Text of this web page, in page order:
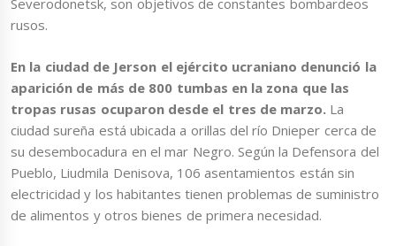
Severodonetsk, son objetivos de constantes bombardeos
rusos.
En la ciudad de Jerson el ejército ucraniano denunció la
aparición de más de 800 tumbas en la zona que las
tropas rusas ocuparon desde el tres de marzo. La
ciudad sureña está ubicada a orillas del río Dnieper cerca de
su desembocadura en el mar Negro. Según la Defensora del
Pueblo, Liudmila Denisova, 106 asentamientos están sin
electricidad y los habitantes tienen problemas de suministro
de alimentos y otros bienes de primera necesidad.